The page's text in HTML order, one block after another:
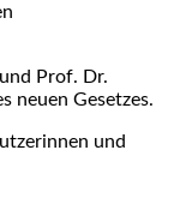
Prof. Dr.
neuen Gesetzes.
und